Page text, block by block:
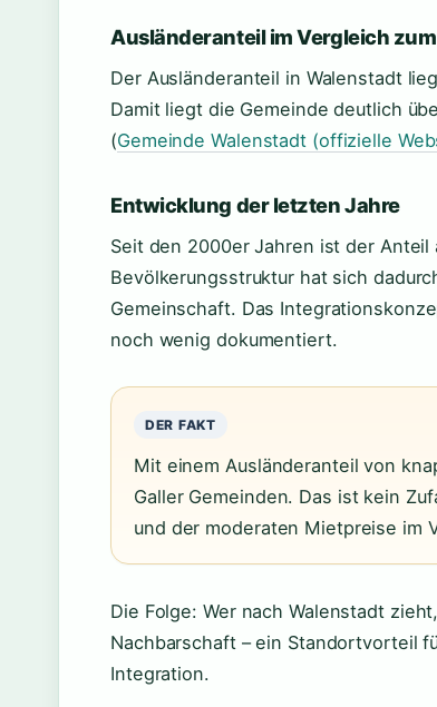
Ausländeranteil im Vergleich
Der Ausländeranteil in Walenstadt
Damit liegt die Gemeinde deutlich
(Gemeinde Walenstadt (offizielle
Entwicklung der letzten Jahre
Seit den 2000er Jahren ist der
Bevölkerungsstruktur hat sich
Gemeinschaft. Das
noch wenig dokumentiert.
DER FAKT
Mit einem Ausländeranteil von
Galler Gemeinden. Das ist kein
und der moderaten Mietpreise im
Die Folge: Wer nach Walenstadt
Nachbarschaft – ein Standortvorteil
Integration.